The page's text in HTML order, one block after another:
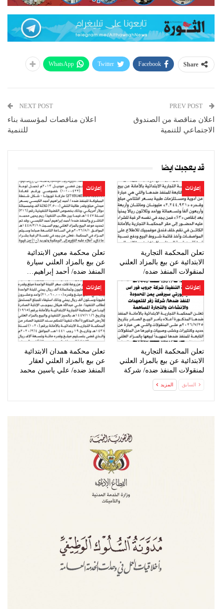
Share
Facebook
Twitter
WhatsApp
اعلان مناقصة من الصندوق
الاجتماعي للتنمية
NEXT POST
اعلان مناقصات لمؤسسة بناء
للتنمية
قد يعجبك ايضا
إعلانات
تعلن المحكمة التجارية
الابتدائية عن بيع بالمزاد العلني
لمنقولات المنفذ ضده/
صيدلية…
إعلانات
تعلن محكمة معين الابتدائية
عن بيع بالمزاد العلني سيارة
المنفذ ضده/ أحمد إبراهيم…
إعلانات
تعلن المحكمة التجارية
الابتدائية عن بيع بالمزاد العلني
لمنقولات المنفذ ضده/ شركة
إعلانات
تعلن محكمة همدان الابتدائية
عن بيع بالمزاد العلني لعقار
المنفذ ضده/ علي ياسين محمد
السابق المزيد